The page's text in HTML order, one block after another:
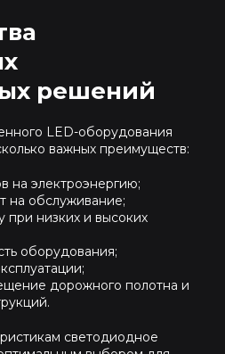
решений
LED-оборудования
важных преимуществ:
на электроэнергию;
на обслуживание;
при низких и высоких
оборудования;
дорожного полотна и
светодиодное